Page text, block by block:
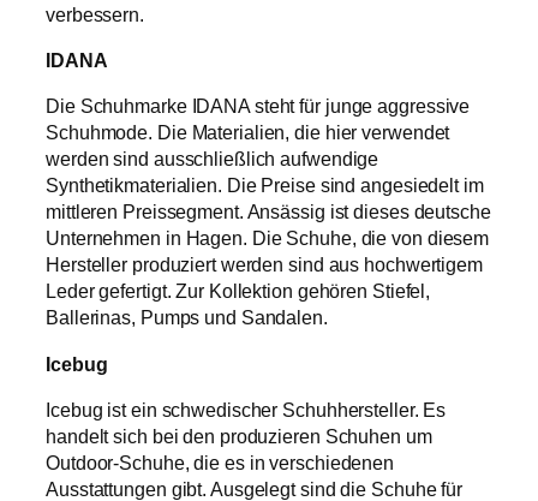
verbessern.
IDANA
Die Schuhmarke IDANA steht für junge aggressive
Schuhmode. Die Materialien, die hier verwendet
werden sind ausschließlich aufwendige
Synthetikmaterialien. Die Preise sind angesiedelt im
mittleren Preissegment. Ansässig ist dieses deutsche
Unternehmen in Hagen. Die Schuhe, die von diesem
Hersteller produziert werden sind aus hochwertigem
Leder gefertigt. Zur Kollektion gehören Stiefel,
Ballerinas, Pumps und Sandalen.
Icebug
Icebug ist ein schwedischer Schuhhersteller. Es
handelt sich bei den produzieren Schuhen um
Outdoor-Schuhe, die es in verschiedenen
Ausstattungen gibt. Ausgelegt sind die Schuhe für